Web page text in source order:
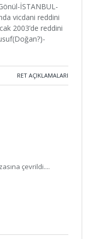
İSTANBUL-
vicdani reddini
2003’de reddini
RET AÇIKLAMALARI
çevrildi....